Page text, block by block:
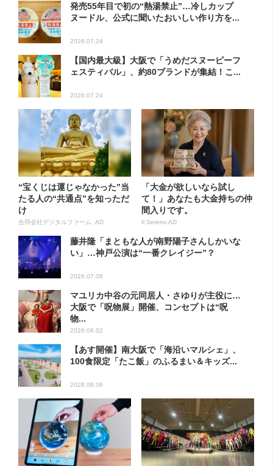
発売55年目で初の“熱湯禁止”…冷しカップ
ヌードル、公式に聞いたおいしい作り方を...
2026.07.24
【国内最大級】大阪で「うめだスヌーピーフ
ェスティバル」、約80ブランドが集結！こ...
2026.07.24
“宝くじは運じゃなかった”当
たる人の“共通点”を知っただ
け
合同会社デジタルファーム AD
「大金が欲しいなら試し
て！」あなたも大金持ちの仲
間入りです。
Il Sereno AD
藤井隆「まともな人が南野陽子さんしかいな
い」…神戸公演は“一番クレイジー”？
2026.07.08
マユリカ中谷の元同居人・さゆりが主役に…
大阪で「呪物展」開催、コンセプトは“呪
物...
2026.08.02
【あす開催】南大阪で「海沿いマルシェ」、
100食限定「たこ飯」のふるまい＆キッズ...
2026.08.06